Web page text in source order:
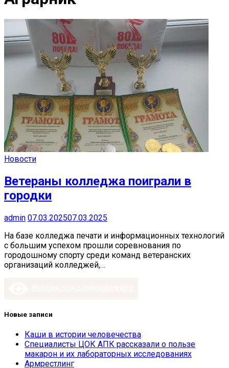
Новости
Ветераны колледжа поиграли в
городки
admin 07.03.202507.03.2025
На базе колледжа печати и информационных технологий
с большим успехом прошли соревнования по
городошному спорту среди команд ветеранских
организаций колледжей,…
Новые записи
Каши в истории человечества
Специалисты ЦОК АПК рассказали о пользе
макарон и их лабораторных исследованиях
Армрестлинг